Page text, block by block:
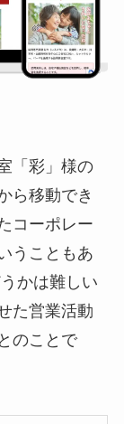
「彩」様の
ら移動でき
コーポレー
うこともあ
かは難しい
た営業活動
のことで